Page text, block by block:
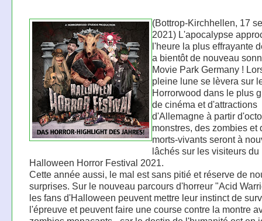
(Bottrop-Kirchhellen, 17
2021) L'apocalypse
l'heure la plus effrayante
a bientôt de nouveau
Movie Park Germany !
pleine lune se lèvera sur
Horrorwood dans le plus
de cinéma et d'attractions
d'Allemagne à partir
monstres, des zombies et
morts-vivants seront à
lâchés sur les visiteurs du
Halloween Horror Festival 2021.
Cette année aussi, le mal est sans pitié et réserve de
surprises. Sur le nouveau parcours d'horreur "Acid
les fans d'Halloween peuvent mettre leur instinct de
l'épreuve et peuvent faire une course contre la montre